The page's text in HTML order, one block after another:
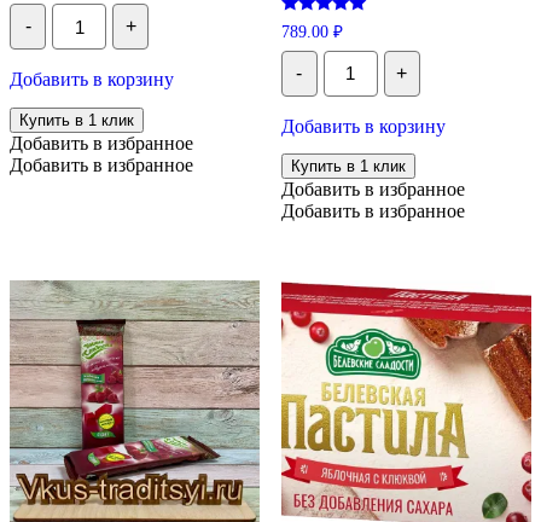
-
Количество
Белевская
хрустила
сахара
с
клюквой,
50
г
+
Добавить в корзину
Купить в 1 клик
Добавить в избранное
Добавить в избранное
Оценка
5.00
из 5
789.00 ₽
-
Количество
Вологодская
хрустила
без
сахара,
500
гр
+
Добавить в корзину
Купить в 1 клик
Добавить в избранное
Добавить в избранное